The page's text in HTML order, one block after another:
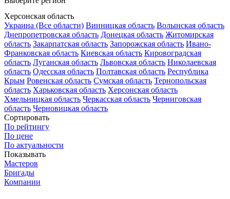
Херсонская область
Украина (Все области) Винницкая область Волынская область
Днепропетровская область Донецкая область Житомирская
область Закарпатская область Запорожская область Ивано-
Франковская область Киевская область Кировоградская
область Луганская область Львовская область Николаевская
область Одесская область Полтавская область Республика
Крым Ровенская область Сумская область Тернопольская
область Харьковская область Херсонская область
Хмельницкая область Черкасская область Черниговская
область Черновицкая область
Сортировать
По рейтингу
По цене
По актуальности
Показывать
Мастеров
Бригады
Компании